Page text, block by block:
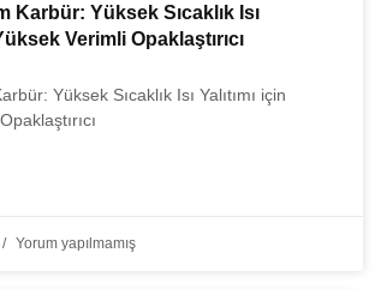
Karbür: Yüksek Sıcaklık Isı
Verimli Opaklaştırıcı
Yüksek Sıcaklık Isı Yalıtımı için
Yorum yapılmamış